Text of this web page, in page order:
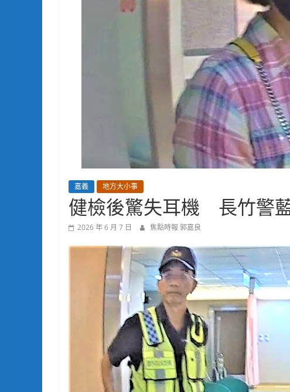
嘉義 地方大小事
健檢後驚失耳機 長竹警
2026 年 6 月 7 日 焦點時報 郭嘉良